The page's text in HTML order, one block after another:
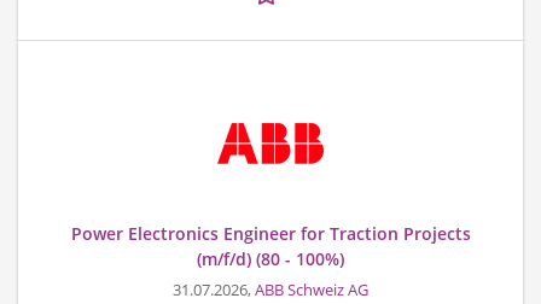
Power Electronics Engineer for Traction Projects
(m/f/d) (80 - 100%)
31.07.2026,ABB Schweiz AG